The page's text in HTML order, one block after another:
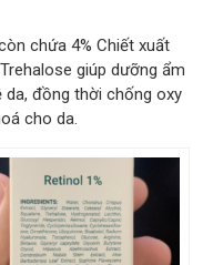
chứa 4% Chiết xuất
giúp dưỡng ẩm
da, đồng thời chống oxy
cho da.